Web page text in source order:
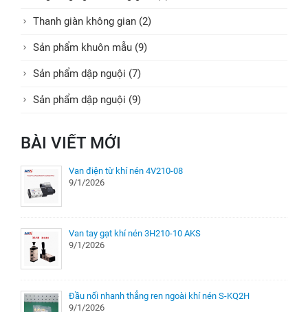
Thanh giàn không gian (2)
Sản phẩm khuôn mẫu (9)
Sản phẩm dập nguội (7)
Sản phẩm dập nguội (9)
BÀI VIẾT MỚI
Van điện từ khí nén 4V210-08
9/1/2026
Van tay gạt khí nén 3H210-10 AKS
9/1/2026
Đầu nối nhanh thẳng ren ngoài khí nén S-KQ2H
9/1/2026